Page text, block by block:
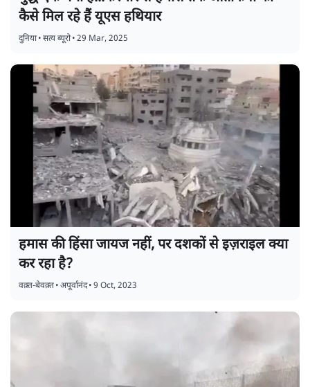
कैसे मिल रहे हैं यूएस हथियार
दुनिया•सत्य ब्यूरो•29 Mar, 2025
हमास की हिंसा जायज नहीं, पर दशकों से इज़राइल क्या
कर रहा है?
वक़्त-बेवक़्त•अपूर्वानंद•9 Oct, 2023